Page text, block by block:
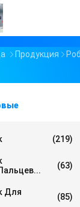
Продукция
(219)
(63)
Для
(85)